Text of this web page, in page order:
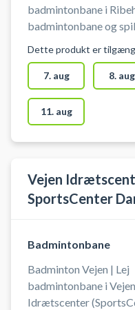
badmintonbane i
badmintonbane og
Vandrerhjem. Der er
parkering foran
Medbring selv
#badminton-ribe
naer-ribe #book-
ribehallen #spil-
Dette produkt er
7. aug 8. aug
11. aug
Vejen
SportsCenter
Badmintonbane
Badminton Vejen | Lej
badmintonbane i Vejen
Idrætscenter